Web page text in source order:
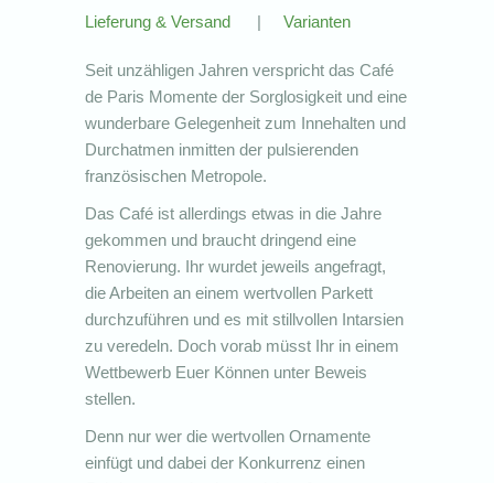
Lieferung & Versand | Varianten
Seit unzähligen Jahren verspricht das Café
de Paris Momente der Sorglosigkeit und eine
wunderbare Gelegenheit zum Innehalten und
Durchatmen inmitten der pulsierenden
französischen Metropole.
Das Café ist allerdings etwas in die Jahre
gekommen und braucht dringend eine
Renovierung. Ihr wurdet jeweils angefragt,
die Arbeiten an einem wertvollen Parkett
durchzuführen und es mit stillvollen Intarsien
zu veredeln. Doch vorab müsst Ihr in einem
Wettbewerb Euer Können unter Beweis
stellen.
Denn nur wer die wertvollen Ornamente
einfügt und dabei der Konkurrenz einen